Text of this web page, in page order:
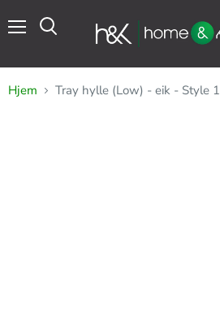
Hjem Tray hylle (Low) - eik - Style 1